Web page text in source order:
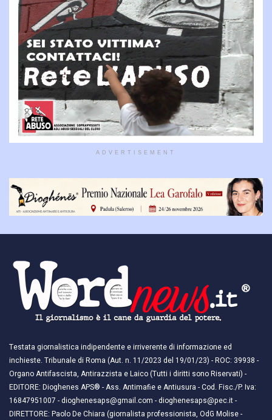
ADVERTISEMENT
Testata giornalistica indipendente e irriverente di informazione ed
inchieste. Tribunale di Roma (Aut. n. 11/2023 del 19/01/23) - ROC: 39938 -
Organo Antifascista, Antirazzista e Laico (Tutti i diritti sono Riservati) -
EDITORE: Dioghenes APS® - Ass. Antimafie e Antiusura - Cod. Fisc./P. Iva:
16847951007 - dioghenesaps@gmail.com - dioghenesaps@pec.it - ​​
DIRETTORE: Paolo De Chiara (giornalista professionista, OdG Molise -